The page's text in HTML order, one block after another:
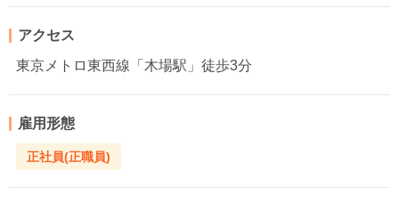
アクセス
東京メトロ東西線「木場駅」徒歩3分
雇用形態
正社員(正職員)